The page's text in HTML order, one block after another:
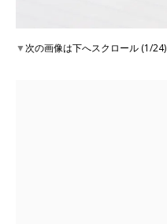
▼次の画像は下へスクロール (1/24)